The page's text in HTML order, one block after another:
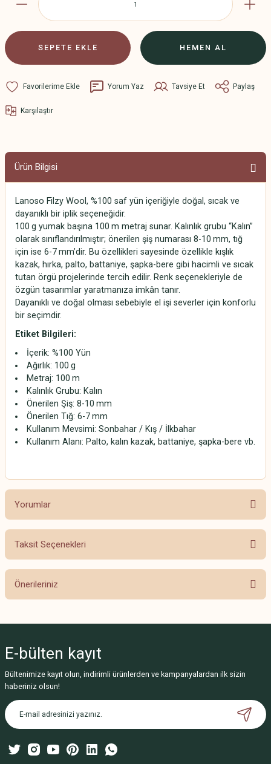
SEPETE EKLE HEMEN AL
Yorum Yaz Tavsiye Et Paylaş
Karşılaştır
Ürün Bilgisi
Lanoso Filzy Wool, %100 saf yün içeriğiyle doğal, sıcak ve
dayanıklı bir iplik seçeneğidir.
100 g yumak başına 100 m metraj sunar. Kalınlık grubu “Kalın”
olarak sınıflandırılmıştır; önerilen şiş numarası 8-10 mm, tığ
için ise 6-7mm’dir. Bu özellikleri sayesinde özellikle kışlık
kazak, hırka, palto, battaniye, şapka-bere gibi hacimli ve sıcak
tutan örgü projelerinde tercih edilir. Renk seçenekleriyle de
özgün tasarımlar yaratmanıza imkân tanır.
Dayanıklı ve doğal olması sebebiyle el işi severler için konforlu
bir seçimdir.
Etiket Bilgileri:
İçerik: %100 Yün
Ağırlık: 100 g
Metraj: 100 m
Kalınlık Grubu: Kalın
Önerilen Şiş: 8-10 mm
Önerilen Tığ: 6-7mm
Kullanım Mevsimi: Sonbahar / Kış / İlkbahar
Kullanım Alanı: Palto, kalın kazak, battaniye, şapka-bere vb.
Yorumlar
Bu ürüne ilk yorumu siz yapın!
Taksit Seçenekleri
Önerileriniz
Görüş ve önerileriniz için teşekkür ederiz.
Ürün resmi kalitesiz, bozuk veya görüntülenemiyor.
Ürün açıklamasında eksik bilgiler bulunuyor.
Ürün bilgilerinde hatalar bulunuyor.
Bu ürüne benzer farklı alternatifler olmalı.
E-bülten kayıt
Bültenimize kayıt olun, indirimli ürünlerden ve kampanyalardan ilk sizin
haberiniz olsun!